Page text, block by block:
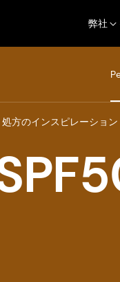
弊社
処方のインスピレーション